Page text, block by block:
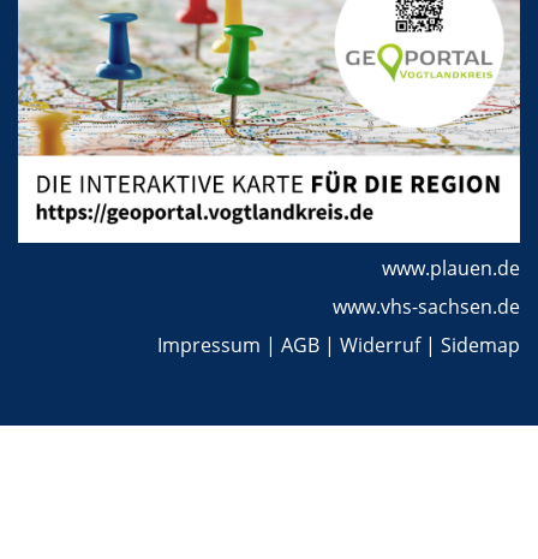
www.plauen.de
www.vhs-sachsen.de
Impressum | AGB | Widerruf| Sidemap